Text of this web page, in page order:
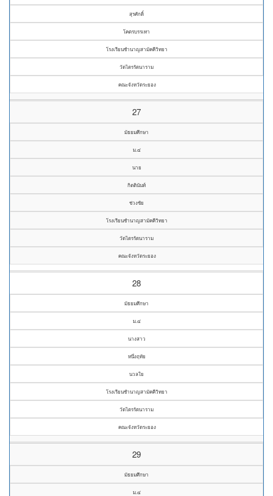
สุรศักดิ์
โคตรบรรเทา
โรงเรียนชำนาญสามัคคีวิทยา
วัดไตรรัตนาราม
คณะจังหวัดระยอง
27
มัธยมศึกษา
ม.๔
นาย
กิตตินันท์
ช่วงชัย
โรงเรียนชำนาญสามัคคีวิทยา
วัดไตรรัตนาราม
คณะจังหวัดระยอง
28
มัธยมศึกษา
ม.๔
นางสาว
หนึ่งฤทัย
นวลใย
โรงเรียนชำนาญสามัคคีวิทยา
วัดไตรรัตนาราม
คณะจังหวัดระยอง
29
มัธยมศึกษา
ม.๔